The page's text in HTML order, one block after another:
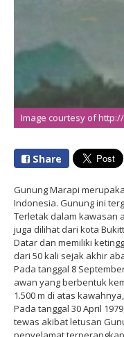
Image courtesy of
Image courtesy of
Share
Gunung Marapi
Indonesia. Gunung ini
Terletak dalam kawasan
juga dilihat dari kota
Datar dan memiliki
dari 50 kali sejak akhir
Pada tanggal 8
awan yang berbentuk
1.500 m di atas
Pada tanggal 30 April
tewas akibat letusan